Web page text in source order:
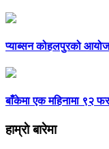
प्याब्सन कोहलपुरको
बाँकेमा एक महिनामा ९२
हाम्राे बारेमा